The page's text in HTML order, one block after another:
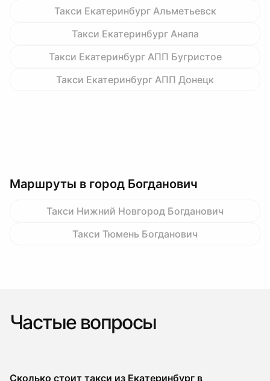
Такси Екатеринбург Альметьевск
Такси Екатеринбург Анапа
Такси Екатеринбург АПП Бугристое
Такси Екатеринбург АПП Донецк
Маршруты в город Богданович
Такси Нижний Новгород Богданович
Такси Тюмень Богданович
Частые вопросы
Сколько стоит такси из Екатеринбург в